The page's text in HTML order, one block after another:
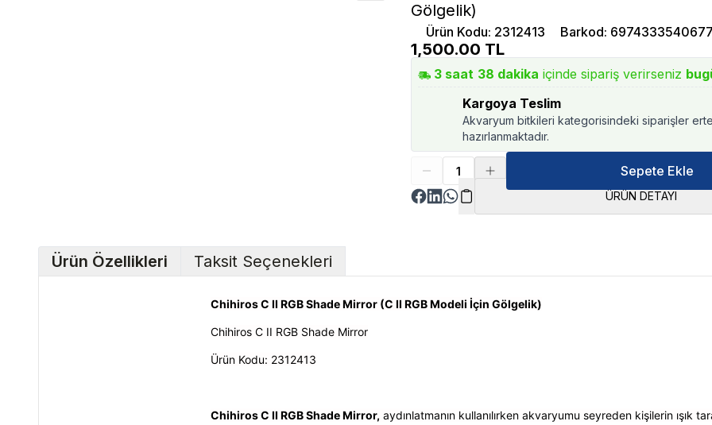
Gölgelik)
Ürün Kodu: 2312413 Barkod: 6974333540677
1,500.00 TL
3 saat 38 dakika içinde sipariş verirseniz
Kargoya Teslim
Akvaryum bitkileri kategorisindeki siparişler
hazırlanmaktadır.
Sepete Ekle
ÜRÜN DETAYI
Ürün Özellikleri Taksit Seçenekleri
Chihiros C II RGB Shade Mirror (C II RGB Modeli İçin Gölgelik)
Chihiros C II RGB Shade Mirror
Ürün Kodu: 2312413
Chihiros C II RGB Shade Mirror, aydınlatmanın kullanılırken akvaryumu seyreden kişilerin ışık